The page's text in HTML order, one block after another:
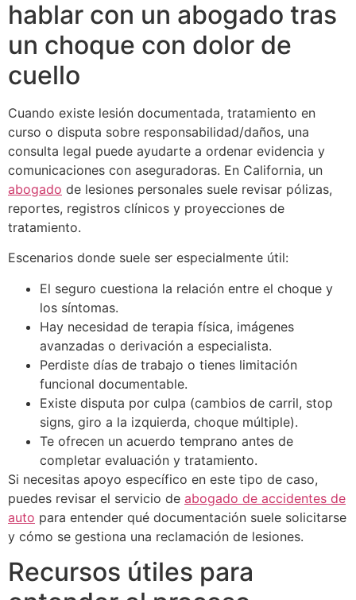
hablar con un abogado tras
un choque con dolor de
cuello
Cuando existe lesión documentada, tratamiento en
curso o disputa sobre responsabilidad/daños, una
consulta legal puede ayudarte a ordenar evidencia y
comunicaciones con aseguradoras. En California, un
abogado de lesiones personales suele revisar pólizas,
reportes, registros clínicos y proyecciones de
tratamiento.
Escenarios donde suele ser especialmente útil:
El seguro cuestiona la relación entre el choque y
los síntomas.
Hay necesidad de terapia física, imágenes
avanzadas o derivación a especialista.
Perdiste días de trabajo o tienes limitación
funcional documentable.
Existe disputa por culpa (cambios de carril, stop
signs, giro a la izquierda, choque múltiple).
Te ofrecen un acuerdo temprano antes de
completar evaluación y tratamiento.
Si necesitas apoyo específico en este tipo de caso,
puedes revisar el servicio de abogado de accidentes de
auto para entender qué documentación suele solicitarse
y cómo se gestiona una reclamación de lesiones.
Recursos útiles para